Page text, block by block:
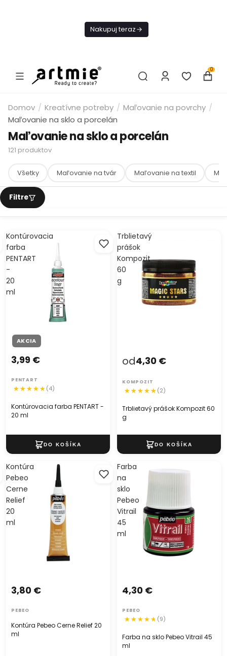
Nakupuj teraz
0
Domov / Kreatívne potreby / Maľovanie na povrchy /
Maľovanie na sklo a porcelán
Maľovanie na sklo a porcelán
121 produktov
Všetky Maľovanie na tvár Maľovanie na textil
Kontúrovacia
farba
PENTART
-
20
ml
AKCIA
Kontúrovacia farba PENTART -
20 ml
3,99 €
PENTART
(4)
Trblietavý
prášok
Kompozit
60
g
Trblietavý prášok Kompozit 60
g
od4,30 €
KOMPOZIT
(2)
Kontúra
Pebeo
Cerne
Relief
20
ml
Kontúra Pebeo Cerne Relief 20
ml
3,80 €
PEBEO
Farba
na
sklo
Pebeo
Vitrail
45
ml
Farba na sklo Pebeo Vitrail 45
ml
4,30 €
PEBEO
(9)